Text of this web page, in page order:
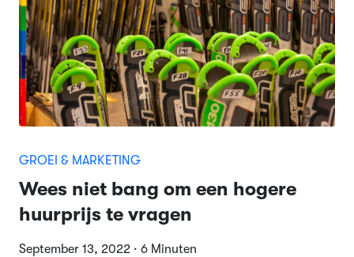
GROEI & MARKETING
Wees niet bang om een hogere
huurprijs te vragen
September 13, 2022 · 6 Minuten